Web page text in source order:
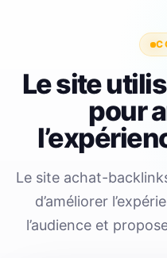
Le site
pour
Le site achat-
d’améliorer
l’audience et